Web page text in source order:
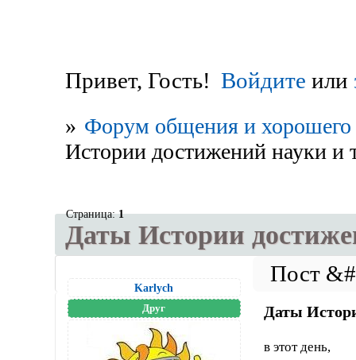
Привет, Гость! Войдите или
» Форум общения и хорошего
Истории достижений науки и
Даты Истории
Страница:1
Karlych
Друг Даты
в этот день,